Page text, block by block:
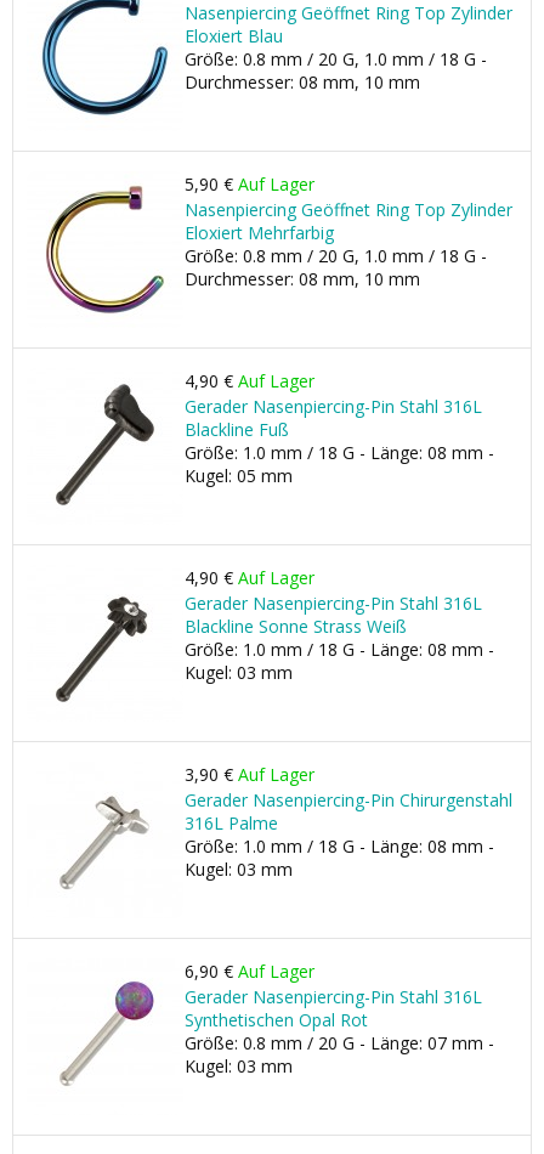
Nasenpiercing Geöffnet Ring Top Zylinder
Eloxiert Blau
Größe: 0.8 mm / 20 G, 1.0 mm / 18 G -
Durchmesser: 08 mm, 10 mm
5,90 € Auf Lager
Nasenpiercing Geöffnet Ring Top Zylinder
Eloxiert Mehrfarbig
Größe: 0.8 mm / 20 G, 1.0 mm / 18 G -
Durchmesser: 08 mm, 10 mm
4,90 € Auf Lager
Gerader Nasenpiercing-Pin Stahl 316L
Blackline Fuß
Größe: 1.0 mm / 18 G - Länge: 08 mm -
Kugel: 05 mm
4,90 € Auf Lager
Gerader Nasenpiercing-Pin Stahl 316L
Blackline Sonne Strass Weiß
Größe: 1.0 mm / 18 G - Länge: 08 mm -
Kugel: 03 mm
3,90 € Auf Lager
Gerader Nasenpiercing-Pin Chirurgenstahl
316L Palme
Größe: 1.0 mm / 18 G - Länge: 08 mm -
Kugel: 03 mm
6,90 € Auf Lager
Gerader Nasenpiercing-Pin Stahl 316L
Synthetischen Opal Rot
Größe: 0.8 mm / 20 G - Länge: 07 mm -
Kugel: 03 mm